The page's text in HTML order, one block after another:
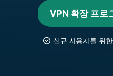
VPN 확장 프로
신규 사용자를 위